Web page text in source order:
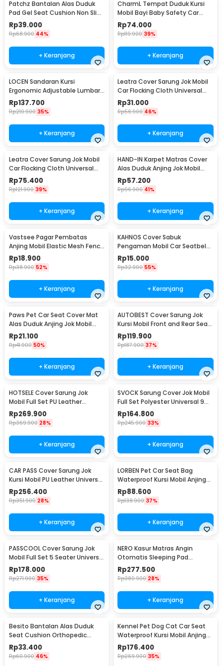
x 25 cm demi menjamin kerapian sudut kabin secara menyeluruh.
Kelengkapan Produk
2 x Cover Kursi Depan
1 x Cover Kursi Belakang Bagian Atas (Sandaran Punggung)
5 x Penutup Sandaran Kepala
1 x Set Pengait
1 x Panduan Penggunaan
Patchz Bantalan Alas Duduk
Pad Gel Seat Cushion Non Slip
Ultra Elastic - SC-015
Rp39.000
Rp68.900 44%
+ Keranjang
CharmL Tempat Duduk Kursi
Mobil Bayi Baby Safety Car
Seat - LAD05
Rp74.000
Rp119.900 39%
+ Keranjang
LOCEN Sandaran Kursi
Ergonomic Adjustable Lumbar
Back Support - TY3120
Rp137.700
Rp210.900 35%
+ Keranjang
Leatra Cover Sarung Jok Mobil
Car Flocking Cloth Universal
Premium Front - S15
Rp31.000
Rp56.900 46%
+ Keranjang
Leatra Cover Sarung Jok Mobil
Car Flocking Cloth Universal
Premium Rear - S15
Rp75.400
Rp121.900 39%
+ Keranjang
HAND-IN Karpet Matras Cover
Alas Duduk Anjing Jok Mobil
Waterproof - SUV YG02
Rp57.200
Rp96.900 41%
+ Keranjang
Vastsee Pagar Pembatas
Anjing Mobil Elastic Mesh Fence
Pet 3 Layer - YG05
Rp18.900
Rp38.900 52%
+ Keranjang
KAHNOS Cover Sabuk
Pengaman Mobil Car Seatbelt
Padding 1 PCS - KH2252
Rp15.000
Rp32.900 55%
+ Keranjang
Paws Pet Car Seat Cover Mat
Alas Duduk Anjing Jok Mobil
Waterproof - HIH49
Rp21.100
Rp41.900 50%
+ Keranjang
AUTOBEST Cover Sarung Jok
Kursi Mobil Front and Rear Seat
Non Woven - S20
Rp119.900
Rp187.900 37%
+ Keranjang
HOTSELE Cover Sarung Jok
Mobil Full Set PU Leather
Universal 9 PCS - R35
Rp269.900
Rp369.900 28%
+ Keranjang
SVOCK Sarung Cover Jok Mobil
Full Set Polyester Universal 9
PCS - R20
Rp164.800
Rp245.900 33%
+ Keranjang
CAR PASS Cover Sarung Jok
Kursi Mobil PU Leather Universal
Seat Cover - R25
Rp256.400
Rp351.900 28%
+ Keranjang
LORBEN Pet Car Seat Bag
Waterproof Kursi Mobil Anjing
Kucing - LR40
Rp88.600
Rp138.900 37%
+ Keranjang
PASSCOOL Cover Sarung Jok
Mobil Full Set 5 Seater Universal
Kain - R30
Rp178.000
Rp271.900 35%
+ Keranjang
NERO Kasur Matras Angin
Otomatis Sleeping Pad
Waterproof Single - B05
Rp277.500
Rp380.900 28%
+ Keranjang
Besito Bantalan Alas Duduk
Seat Cushion Orthopedic
Sponge Mat - BT90
Rp33.400
Rp60.900 46%
Kennel Pet Dog Cat Car Seat
Waterproof Kursi Mobil Anjing
Kucing - KN526
Rp176.400
Rp269.900 35%